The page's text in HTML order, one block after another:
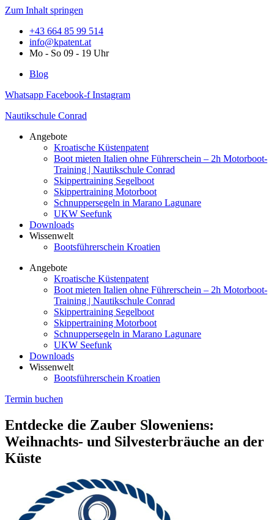
Zum Inhalt springen
+43 664 85 99 514
info@kpatent.at
Mo - So 09 - 19 Uhr
Blog
Whatsapp Facebook-f Instagram
Nautikschule Conrad
Angebote
Kroatische Küstenpatent
Boot mieten Italien ohne Führerschein – 2h Motorboot-
Training | Nautikschule Conrad
Skippertraining Segelboot
Skippertraining Motorboot
Schnuppersegeln in Marano Lagunare
UKW Seefunk
Downloads
Wissenwelt
Bootsführerschein Kroatien
Angebote
Kroatische Küstenpatent
Boot mieten Italien ohne Führerschein – 2h Motorboot-
Training | Nautikschule Conrad
Skippertraining Segelboot
Skippertraining Motorboot
Schnuppersegeln in Marano Lagunare
UKW Seefunk
Downloads
Wissenwelt
Bootsführerschein Kroatien
Termin buchen
Entdecke die Zauber Sloweniens:
Weihnachts- und Silvesterbräuche an der
Küste